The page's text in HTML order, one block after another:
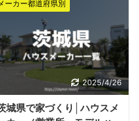
します。 県内で施工を
お考えの方は是非参考に
てみてください。 ハウ
メーカーとの打ち合わ
せは、基本的に営業所か
デルハウス（住宅展示
含め）の中で行うのが
ーカー都道府県別
2025/4/26
城県で家づくり│ハウスメ